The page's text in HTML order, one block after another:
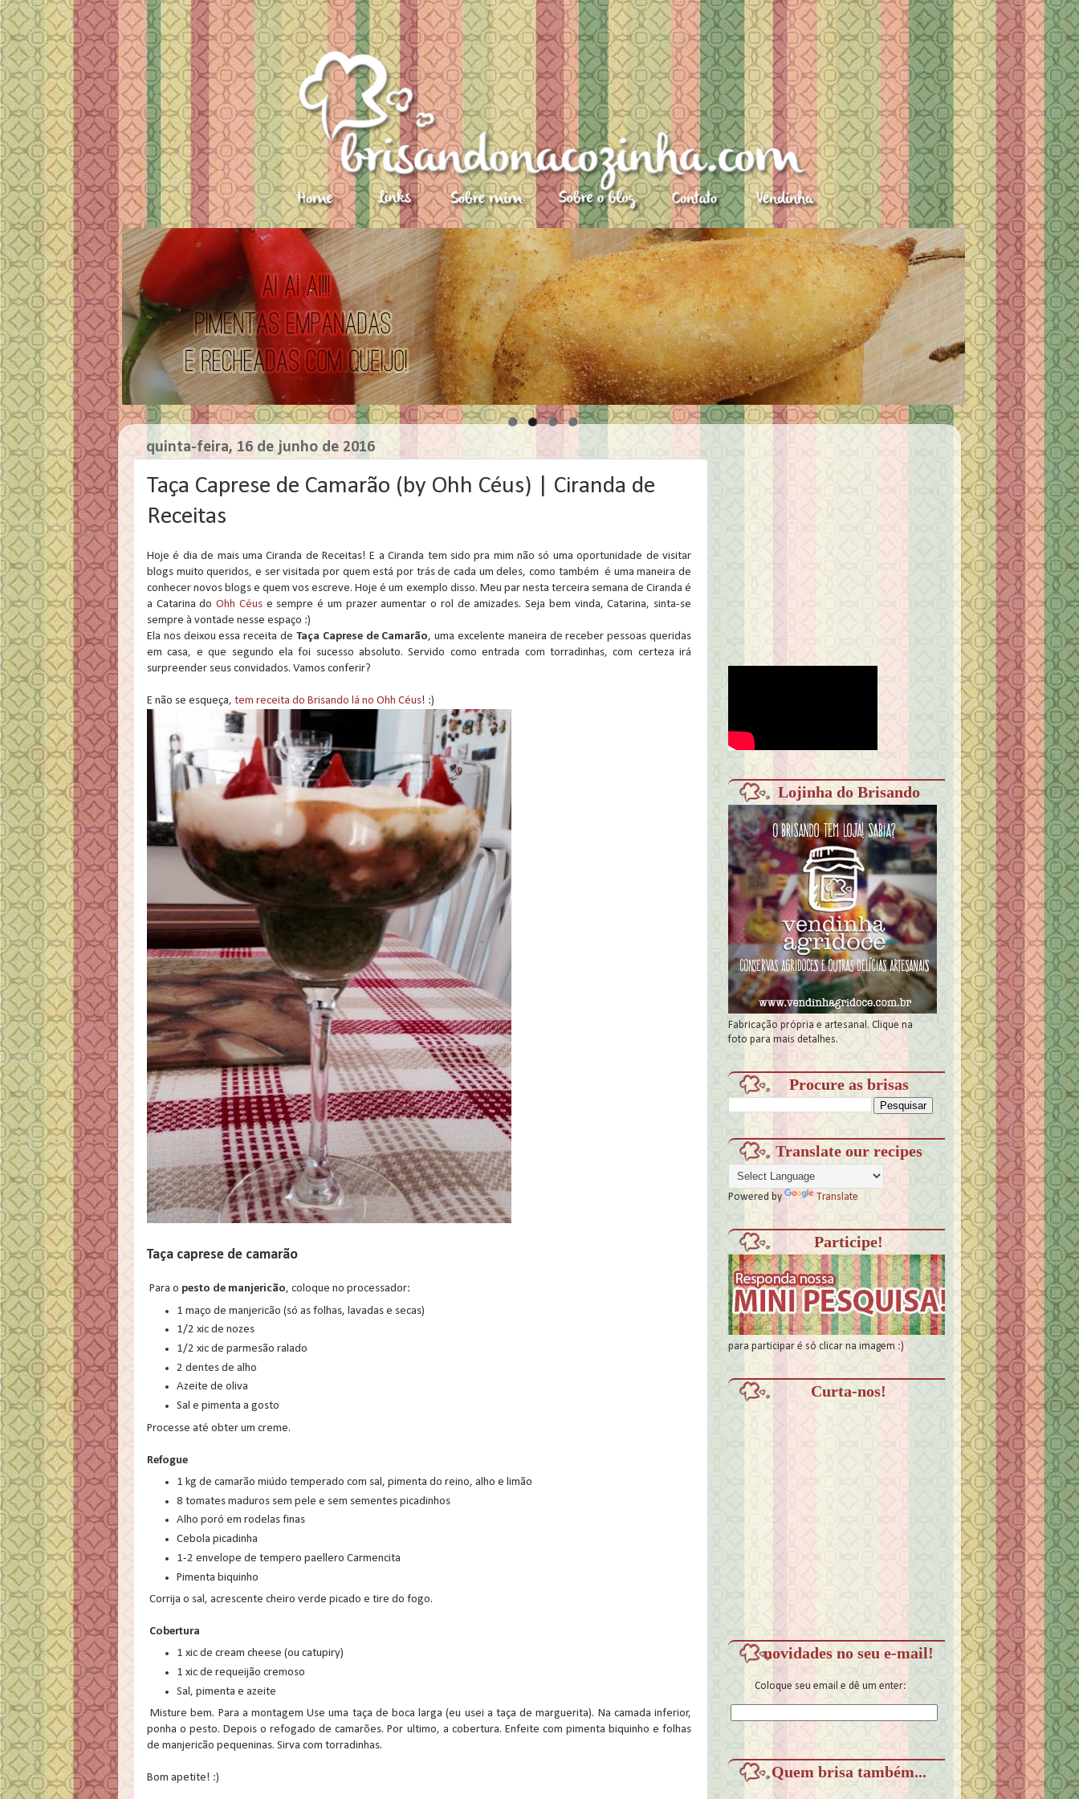
quinta-feira, 16 de junho de 2016
Taça Caprese de Camarão (by Ohh Céus) | Ciranda de
Receitas
Hoje é dia de mais uma Ciranda de Receitas! E a Ciranda tem sido pra mim não só uma oportunidade de visitar
blogs muito queridos, e ser visitada por quem está por trás de cada um deles, como também é uma maneira de
conhecer novos blogs e quem vos escreve. Hoje é um exemplo disso. Meu par nesta terceira semana de Ciranda é
a Catarina doOhh Céuse sempre é um prazer aumentar o rol de amizades. Seja bem vinda, Catarina, sinta-se
sempre à vontade nesse espaço :)
Ela nos deixou essa receita de Taça Caprese de Camarão, uma excelente maneira de receber pessoas queridas
em casa, e que segundo ela foi sucesso absoluto. Servido como entrada com torradinhas, com certeza irá
surpreender seus convidados. Vamos conferir?
E não se esqueça, tem receita do Brisando lá no Ohh Céus! :)
Taça caprese de camarão
Para o pesto de manjericão, coloque no processador:
1 maço de manjericão (só as folhas, lavadas e secas)
1/2 xic de nozes
1/2 xic de parmesão ralado
2 dentes de alho
Azeite de oliva
Sal e pimenta a gosto
Processe até obter um creme.
Refogue
1 kg de camarão miúdo temperado com sal, pimenta do reino, alho e limão
8 tomates maduros sem pele e sem sementes picadinhos
Alho poró em rodelas finas
Cebola picadinha
1-2 envelope de tempero paellero Carmencita
Pimenta biquinho
Corrija o sal, acrescente cheiro verde picado e tire do fogo.
Cobertura
1 xic de cream cheese (ou catupiry)
1 xic de requeijão cremoso
Sal, pimenta e azeite
Misture bem. Para a montagem Use uma taça de boca larga (eu usei a taça de marguerita). Na camada inferior,
ponha o pesto. Depois o refogado de camarões. Por ultimo, a cobertura. Enfeite com pimenta biquinho e folhas
de manjericão pequeninas. Sirva com torradinhas.
Bom apetite! :)
Lojinha do Brisando
Fabricação própria e artesanal. Clique na
foto para mais detalhes.
Procure as brisas
Translate our recipes
Powered by Translate
Participe!
para participar é só clicar na imagem :)
Curta-nos!
novidades no seu e-mail!
Coloque seu email e dê um enter:
Quem brisa também...